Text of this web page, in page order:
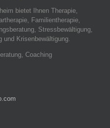
bietet Ihnen Therapie,
Familientherapie,
Stressbewältigung,
Krisenbewältigung.
Coaching